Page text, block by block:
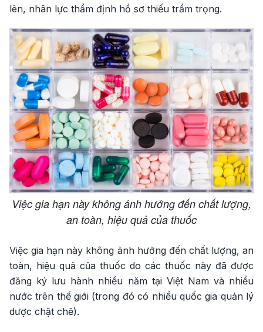
lên, nhân lực thẩm định hồ sơ thiếu trầm trọng.
Việc gia hạn này không ảnh hưởng đến chất lượng,
an toàn, hiệu quả của thuốc
Việc gia hạn này không ảnh hưởng đến chất lượng, an
toàn, hiệu quả của thuốc do các thuốc này đã được
đăng ký lưu hành nhiều năm tại Việt Nam và nhiều
nước trên thế giới (trong đó có nhiều quốc gia quản lý
dược chặt chẽ).